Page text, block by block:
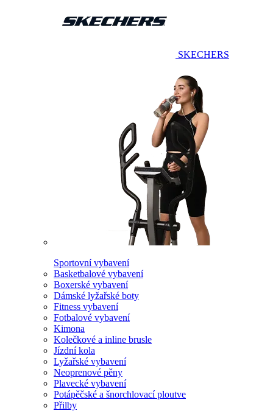
SKECHERS
Sportovní vybavení
Basketbalové vybavení
Boxerské vybavení
Dámské lyžařské boty
Fitness vybavení
Fotbalové vybavení
Kimona
Kolečkové a inline brusle
Jízdní kola
Lyžařské vybavení
Neoprenové pěny
Plavecké vybavení
Potápěčské a šnorchlovací ploutve
Přilby